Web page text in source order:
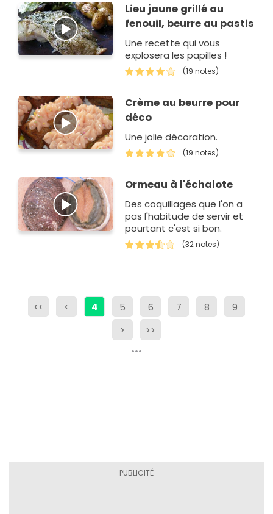
Lieu jaune grillé au
fenouil, beurre au pastis
Une recette qui vous
explosera les papilles !
(19 notes)
Crème au beurre pour
déco
Une jolie décoration.
(19 notes)
Ormeau à l'échalote
Des coquillages que l'on a
pas l'habitude de servir et
pourtant c'est si bon.
(32 notes)
<< < 4 5 6 7 8
9
>
>>